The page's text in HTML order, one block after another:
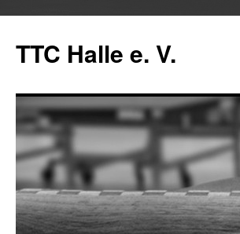
springen
TTC Halle e. V.